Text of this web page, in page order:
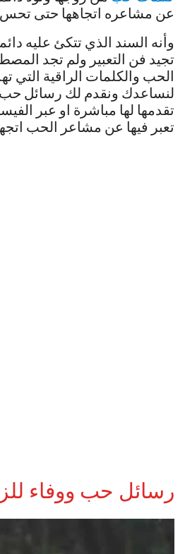
عن مشاعره اتجاهها حتى تحس
وأنه السند الذي تتكئ عليه
تجيد فن التعبير ولم تجد
الحب والكلمات الراقية التي
لنساعدك ونقدم لك رسائل حب
تقدمها لها مباشرة او عبر
تعبر فيها عن مشاعر الحب
رسائل حب ووفاء